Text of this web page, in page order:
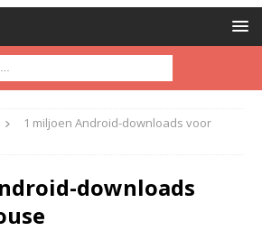
1 miljoen Android-downloads voor
downloads